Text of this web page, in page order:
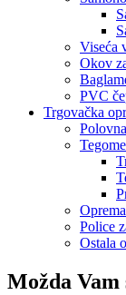
Viseća
Okov
PVC
Trgovačka
Police
Ostala
Možda Vam